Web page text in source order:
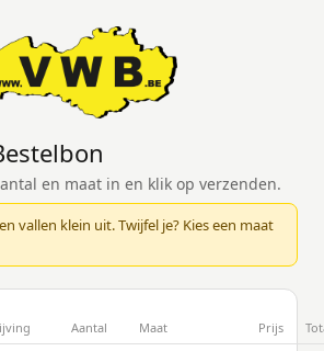
en maat in en klik op verzenden.
vallen klein uit. Twijfel je? Kies een maat
Aantal Maat Prijs